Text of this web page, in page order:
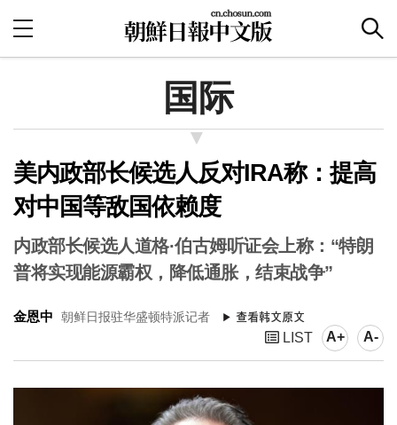
国际
美内政部长候选人反对IRA称：提高
对中国等敌国依赖度
内政部长候选人道格·伯古姆听证会上称：“特朗
普将实现能源霸权，降低通胀，结束战争”
金恩中 朝鲜日报驻华盛顿特派记者
LIST A+ A-